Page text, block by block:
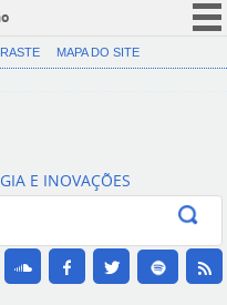
CORONAVÍRUS (COVID-19)
Canais
MAPA DO SITE
E INOVAÇÕES